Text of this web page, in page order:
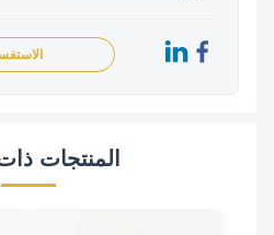
الاستفسار
المنتجات ذات